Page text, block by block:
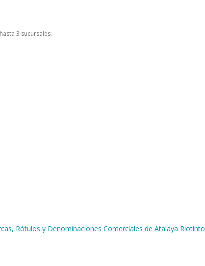
3 sucursales.
Rótulos y Denominaciones Comerciales de Atalaya Riotinto